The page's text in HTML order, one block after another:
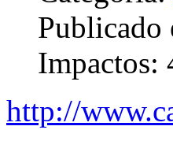
Publicado
Impactos:
http://